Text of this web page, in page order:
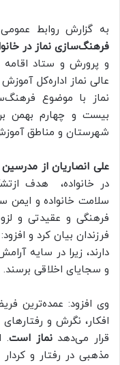
به گزارش روابط
فرهنگ‌سازی نماز در
و پرورش و ستاد
عالی نماز اداره‌کل
نماز با موضوع
شهرستان و مناطق
علی انصاریان از
در خانواده، هدف
سلامت خانواده و
فرهنگی و عقیدتی و
فرزندان بیان کرد و
دارند، زیرا در سایه
و سجایای اخلاقی برسند.
وی افزود: عمده‌ترین
افکار، نگرش و
قرار می‌دهدنماز است.
مذهبی در رفتار و